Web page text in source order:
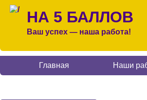
НА 5 БАЛЛОВ
Ваш успех — наша работа!
Главная Наши